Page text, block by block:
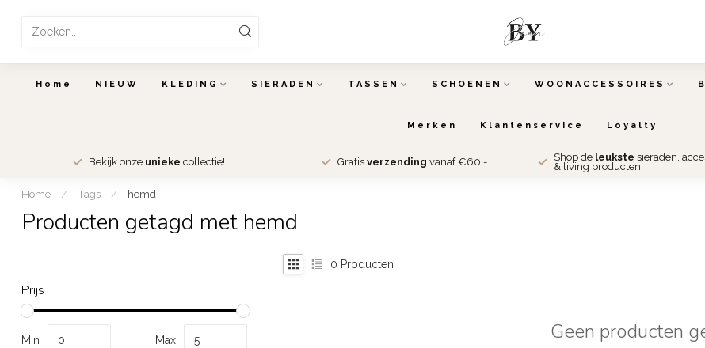
Home NIEUW KLEDING SIERADEN TASSEN SCHOENEN WOONACCESSOIRES
Merken Klantenservice Loyalty
Bekijk onze unieke collectie! Gratis verzending vanaf €60,- Shop de leukste sieraden,
& living producten
Home / Tags / hemd
Producten getagd met hemd
Prijs
Min Max
0 Producten
Geen producten